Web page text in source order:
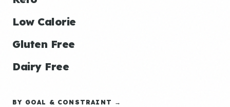
Low Calorie
Gluten Free
Dairy Free
BY GOAL & CONSTRAINT →